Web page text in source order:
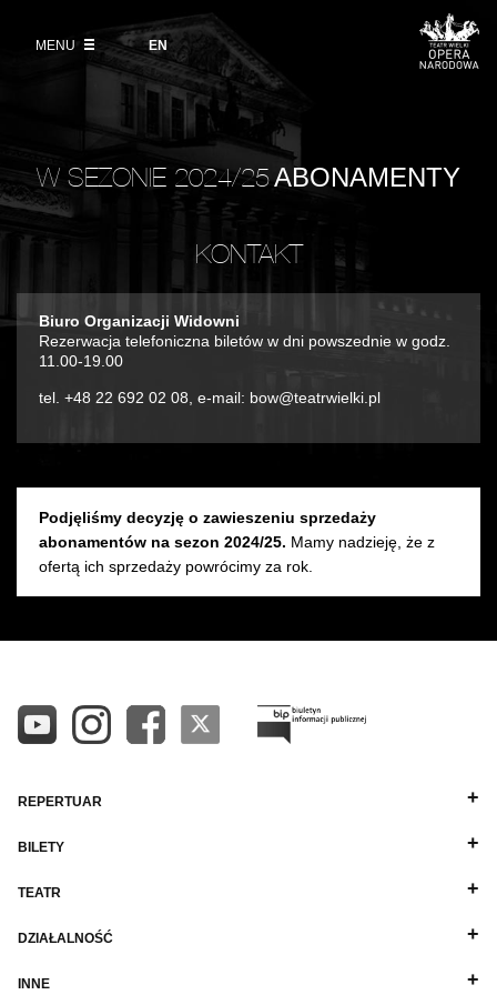
angielski
EN
MENUWystawy 2026/27
Informacje dla widzów
Zwroty biletów
Aktualności
Polski Balet Narodowy
Ludzie
Miejsce
Historia
Kontakt
DZIAŁALNOŚĆ
Wycieczki
Galeria Opera
Akademia Operowa
Wynajem kostiumów
Wynajem rekwizytów
W SEZONIE 2024/25ABONAMENTY
KONTAKT
Biuro Organizacji Widowni
Rezerwacja telefoniczna biletów w dni powszednie w godz.
11.00-19.00
tel. +48 22 692 02 08, e-mail: bow@teatrwielki.pl
Podjęliśmy decyzję o zawieszeniu sprzedaży
abonamentów na sezon 2024/25. Mamy nadzieję, że z
ofertą ich sprzedaży powrócimy za rok.
REPERTUAR
BILETY
TEATR
DZIAŁALNOŚĆ
INNE